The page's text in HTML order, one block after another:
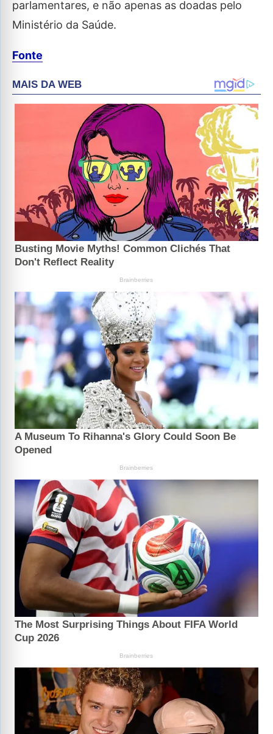
parlamentares, e não apenas as doadas pelo
Ministério da Saúde.
Fonte